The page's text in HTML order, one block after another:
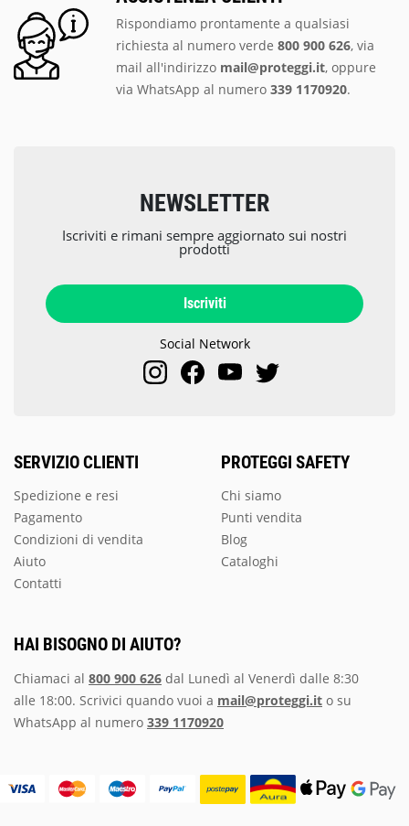
Rispondiamo prontamente a qualsiasi
richiesta al numero verde 800 900 626, via
mail all'indirizzo mail@proteggi.it, oppure
via WhatsApp al numero 339 1170920.
SERVIZIO CLIENTI
Spedizione e resi
Pagamento
Condizioni di vendita
Aiuto
Contatti
PROTEGGI SAFETY
Chi siamo
Punti vendita
Blog
Cataloghi
NEWSLETTER
Iscriviti e rimani sempre aggiornato sui nostri
prodotti
Iscriviti
Social Network
HAI BISOGNO DI AIUTO?
Chiamaci al 800 900 626 dal Lunedì al Venerdì dalle 8:30
alle 18:00. Scrivici quando vuoi a mail@proteggi.it o su
WhatsApp al numero 339 1170920